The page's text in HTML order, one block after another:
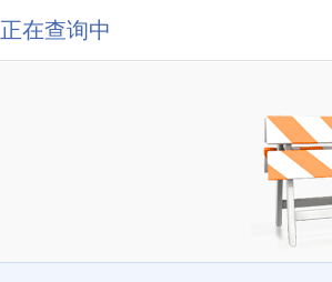
正在查询中